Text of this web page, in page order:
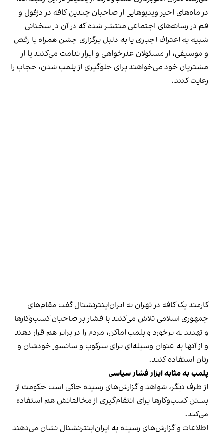
در ماه‌های اخیر ویدیوهایی از صاحبان چندین کافه در دزفول و
قم در رسانه‌های اجتماعی منتشر شده که در آن در سخنانی
شبیه به اعتراف اجباری یا به دلیل برگزاری جشن همراه با رقص
و موسیقی، از مسئولان عذرخواهی و ابراز ندامت می‌کنند یا از
مشتریان خود می‌خواهند برای جلوگیری از پلمب شدن، حجاب را
رعایت کنند.
کارمند یک کافه در تهران به ایران‌اینترنشنال گفت مقام‌های
جمهوری اسلامی تلاش می‌کنند با فشار بر صاحبان کسب‌وکارها
و تهدید به برخورد و پلمب اماکن، مردم را در برابر هم قرار دهند
و از آنها به عنوان وسیله‌ای برای سرکوب و سانسور خودشان و
زنان استفاده کنند.
پلمب به مثابه ابزار فشار سیاسی
از طرف دیگر، شواهد و گزارش‌های رسیده حاکی است حکومت از
بستن کسب‌وکارها برای انتقام‌گیری از مخالفانش هم استفاده
می‌کند.
اطلاعات و گزارش‌های رسیده به ایران‌اینترنشنال نشان می‌دهند